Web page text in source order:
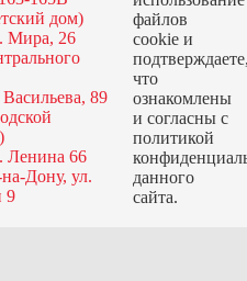
дом)
Мира, 26
89
Ленина 66
Дону, ул.
9
файлов
cookie и
что
ознакомлены
и согласны с
политикой
данного
сайта.